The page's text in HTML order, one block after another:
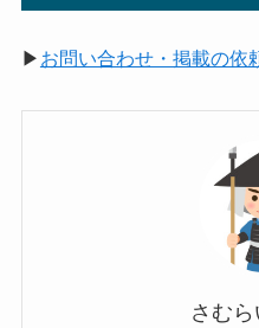
▶お問い合わせ・掲載の依
さむ